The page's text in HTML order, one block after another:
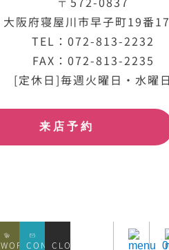
大阪府寝屋川市早子町19番
TEL：072-813-2232
FAX：072-813-2235
[定休日]毎週火曜日・水曜日
来店予約
WORKSCONATCT
CLOSE